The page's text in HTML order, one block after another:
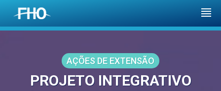
AÇÕES DE EXTENSÃO
PROJETO INTEGRATIVO